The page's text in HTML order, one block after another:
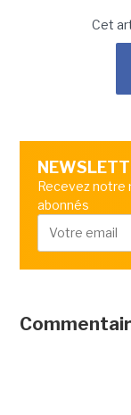
Cet
Recevez
abonnés